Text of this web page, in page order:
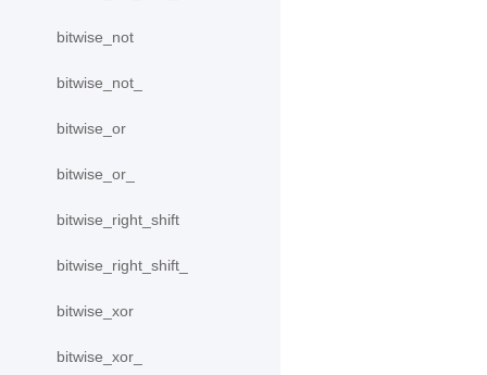
bitwise_not
bitwise_not_
bitwise_or
bitwise_or_
bitwise_right_shift
bitwise_right_shift_
bitwise_xor
bitwise_xor_